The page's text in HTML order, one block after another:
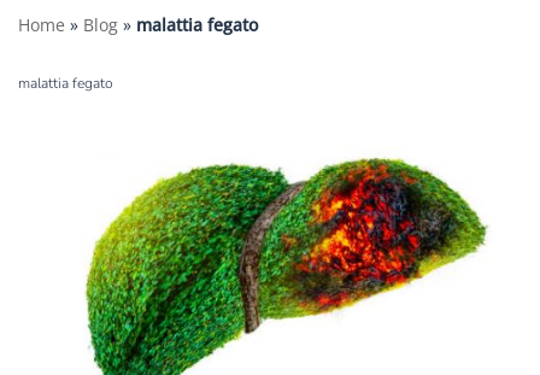
Home » Blog » malattia fegato
malattia fegato